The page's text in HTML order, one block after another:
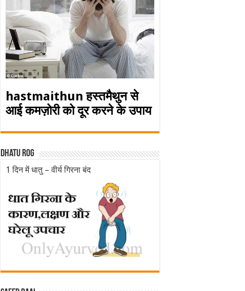
hastmaithun हस्तमैथुन से
आई कमज़ोरी को दूर करने के उपाय
Dhatu rog
1 दिन में धातु – वीर्य गिरना बंद